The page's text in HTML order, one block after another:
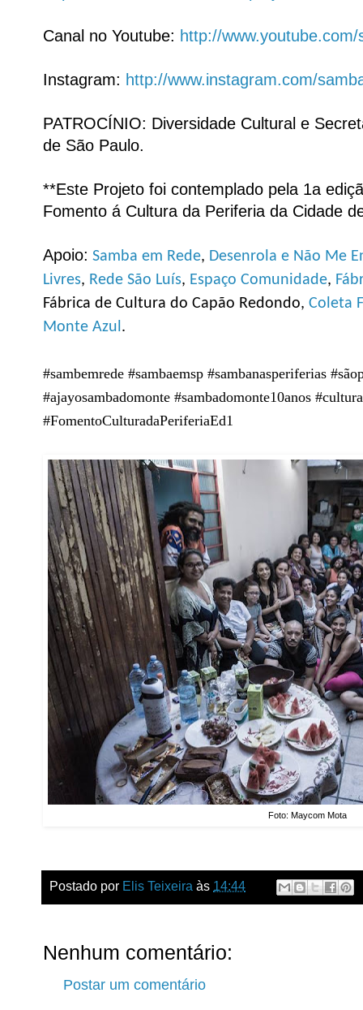
Canal no Youtube: http://
Instagram: http://www.instagram.com/
PATROCÍNIO: Diversidade Cultural e
de São Paulo.
**Este Projeto foi contemplado pela 1a
Fomento á Cultura da Periferia da Cidade
Apoio: Samba em Rede, Desenrola e Não Me
Livres, Rede São Luís, Espaço Comunidade,
Fábrica de Cultura do Capão Redondo, Coleta
Monte Azul.
#sambemrede #sambaemsp #sambanasperiferias
#ajayosambadomonte #sambadomonte10anos
#FomentoCulturadaPeriferiaEd1
Foto: Maycom Mota
Postado por Elis Teixeira às 14:44
Nenhum comentário:
Postar um comentário